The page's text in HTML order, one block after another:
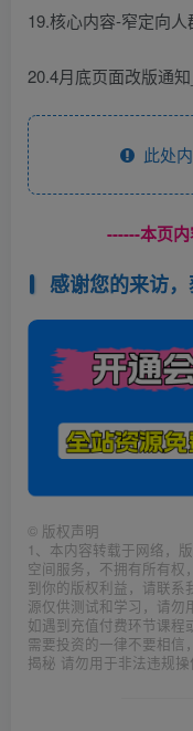
19.核心内容-窄定向
20.4月底页面改版通
此处内
------本页
感谢您的来访
© 版权声明
1、本内容转载于网络，
空间服务，不拥有所有权
到你的版权利益，请联系
源仅供测试和学习，请勿
如遇到充值付费环节课程
需要投资的一律不要相信
揭秘 请勿用于非法违规